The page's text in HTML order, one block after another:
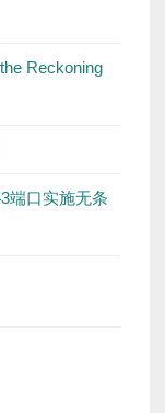
Reckoning
端口实施无条